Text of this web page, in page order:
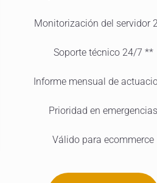
Monitorización del servidor
Soporte técnico 24/7 **
Informe mensual de
Prioridad en emergencias
Válido para ecommerce